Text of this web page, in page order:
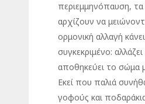
περιεμμηνόπαυση,
αρχίζουν να
ορμονική αλλαγή
συγκεκριμένο:
αποθηκεύει το σώμα
Εκεί που παλιά
γοφούς και